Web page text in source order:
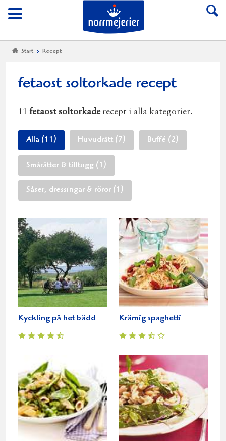
Meny
Till Norrmejerier
Start Recept
fetaost soltorkade recept
11 fetaost soltorkaderecept i alla kategorier.
Alla (11) Huvudrätt (7) Buffé (2)
Smårätter & tilltugg (1)
Såser, dressingar & röror (1)
Kyckling på het bädd Krämig spaghetti